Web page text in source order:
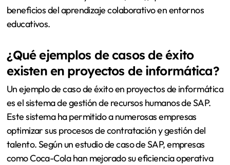
beneficios del aprendizaje colaborativo en entornos
educativos.
¿Qué ejemplos de casos de éxito
existen en proyectos de informática?
Un ejemplo de caso de éxito en proyectos de informática
es el sistema de gestión de recursos humanos de SAP.
Este sistema ha permitido a numerosas empresas
optimizar sus procesos de contratación y gestión del
talento. Según un estudio de caso de SAP, empresas
como Coca-Cola han mejorado su eficiencia operativa